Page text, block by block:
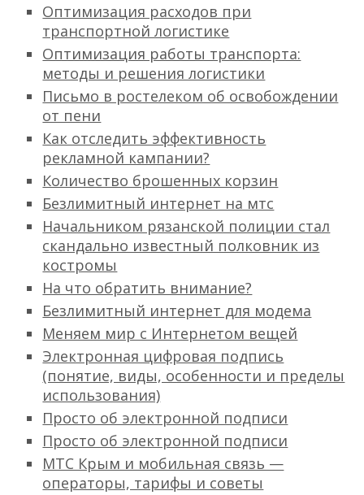
Оптимизация расходов при
транспортной логистике
Оптимизация работы транспорта:
методы и решения логистики
Письмо в ростелеком об освобождении
от пени
Как отследить эффективность
рекламной кампании?
Количество брошенных корзин
Безлимитный интернет на мтс
Начальником рязанской полиции стал
скандально известный полковник из
костромы
На что обратить внимание?
Безлимитный интернет для модема
Меняем мир с Интернетом вещей
Электронная цифровая подпись
(понятие, виды, особенности и пределы
использования)
Просто об электронной подписи
Просто об электронной подписи
МТС Крым и мобильная связь —
операторы, тарифы и советы